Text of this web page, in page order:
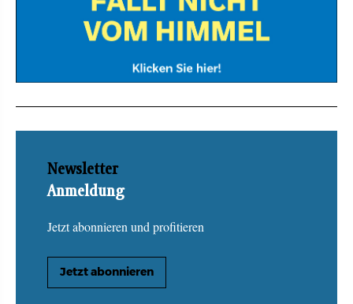
Newsletter
Anmeldung
Jetzt abonnieren und profitieren
Jetzt abonnieren